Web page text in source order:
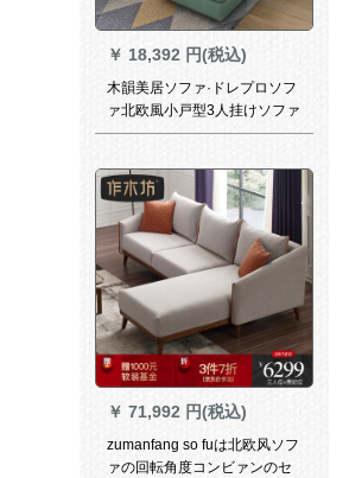
￥ 18,392 円(税込)
木韻美居ソファ·ドレプロソフ
ァ北欧風小戸型3人挂けソファ
日本式回転角组み合わせソル
￥ 71,992 円(税込)
zumanfang so fuは北欧风ソフ
ァの回転角度コンビァンのセ